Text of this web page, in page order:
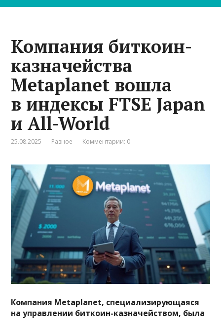
Компания биткоин-
казначейства
Metaplanet вошла
в индексы FTSE Japan
и All-World
25.08.2025 Разное Комментарии: 0
Компания Metaplanet, специализирующаяся
на управлении биткоин-казначейством, была